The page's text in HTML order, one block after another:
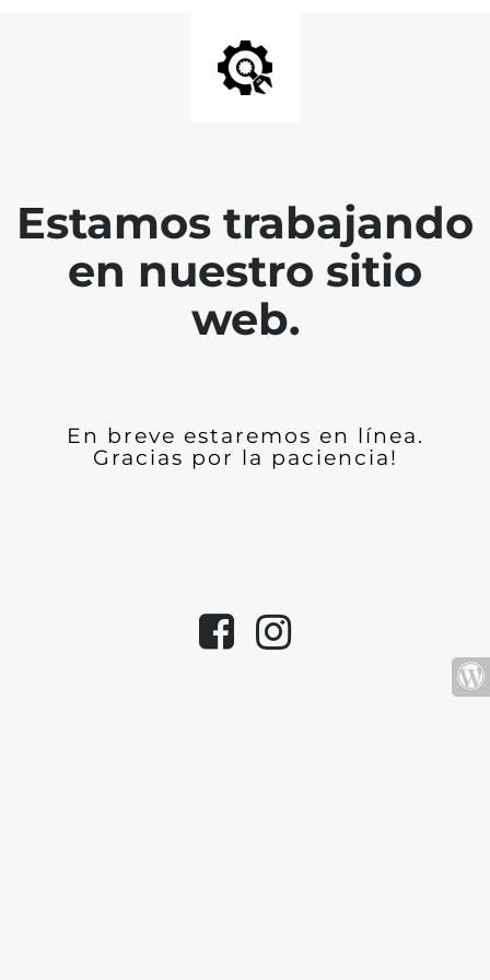
Estamos trabajando
en nuestro sitio
web.
En breve estaremos en línea.
Gracias por la paciencia!